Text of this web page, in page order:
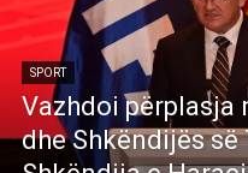
SPORT
Vazhdoi përplasja
dhe Shkëndijës